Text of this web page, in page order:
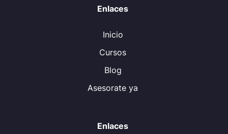
Enlaces
Inicio
Cursos
Blog
Asesorate ya
Enlaces